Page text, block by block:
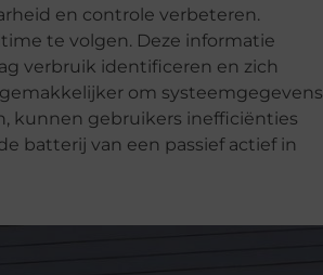
en controle verbeteren.
te volgen. Deze informatie
verbruik identificeren en zich
om systeemgegevens
kunnen gebruikers inefficiënties
batterij van een passief actief in